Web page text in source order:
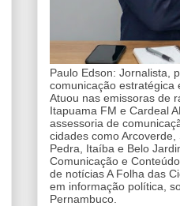
Paulo Edson: Jornalista,
comunicação estratégica
Atuou nas emissoras de
Itapuama FM e Cardeal
assessoria de
cidades como Arcoverde,
Pedra, Itaíba e Belo
Comunicação e
de notícias A Folha das
em informação política,
Pernambuco.